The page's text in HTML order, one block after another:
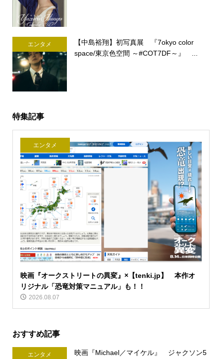
エンタメ
【中島裕翔】初写真展 『7okyo color
space/東京色空間 ～#COT7DF～』 ...
特集記事
エンタメ
映画『オークストリートの異変』×【tenki.jp】 本作オ
リジナル「恐竜対策マニュアル」も！！
2026.08.07
おすすめ記事
エンタメ
映画『Michael／マイケル』 ジャクソン5